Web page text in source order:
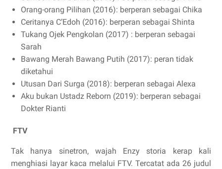
Orang-orang Pilihan (2016): berperan sebagai Chika
Ceritanya C’Edoh (2016): berperan sebagai Shinta
Tukang Ojek Pengkolan (2017) : berperan sebagai
Sarah
Bawang Merah Bawang Putih (2017): peran tidak
diketahui
Utusan Dari Surga (2018): berperan sebagai Alexa
Aku bukan Ustadz Reborn (2019): berperan sebagai
Dokter Rianti
FTV
Tak hanya sinetron, wajah Enzy storia kerap kali
menghiasi layar kaca melalui FTV. Tercatat ada 26 judul